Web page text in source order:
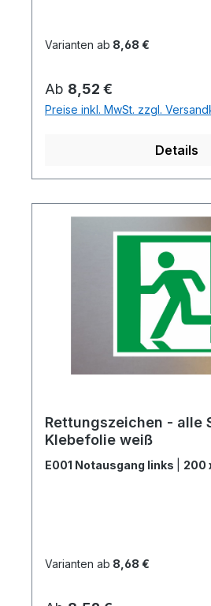
Varianten ab 8,68 €
Regulärer Preis:
Ab 8,52 €
Preise inkl. MwSt. zzgl.
Details
Rettungszeichen - alle
Klebefolie weiß
E001 Notausgang links 200
Varianten ab 8,68 €